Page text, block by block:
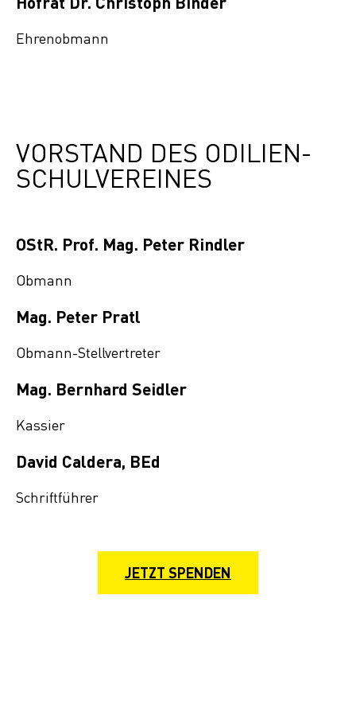
Ehrenobmann
VORSTAND DES ODILIEN-
SCHULVEREINES
OStR. Prof. Mag. Peter Rindler
Obmann
Mag. Peter Pratl
Obmann-Stellvertreter
Mag. Bernhard Seidler
Kassier
David Caldera, BEd
Schriftführer
JETZT SPENDEN